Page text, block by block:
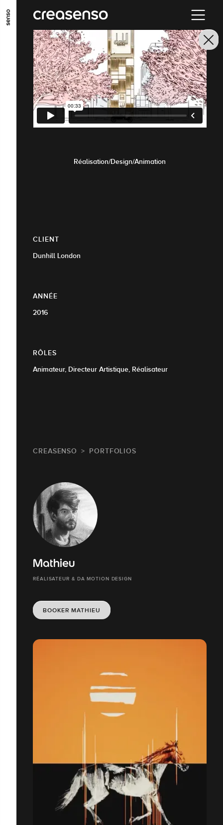
ALLER AU CONTENU PRINCIPAL
ALLER AU MENU PRINCIPAL
ALLER EN BAS DE PAGE
Réalisation/Design/Animation
CLIENT
Dunhill London
ANNÉE
2016
RÔLES
Animateur, Directeur Artistique, Réalisateur
CREASENSO PORTFOLIOS
Mathieu
RÉALISATEUR & DA MOTION DESIGN
BOOKER MATHIEU